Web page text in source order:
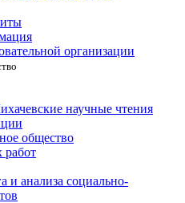
организации
научные чтения
общество
работ
и анализа социально-